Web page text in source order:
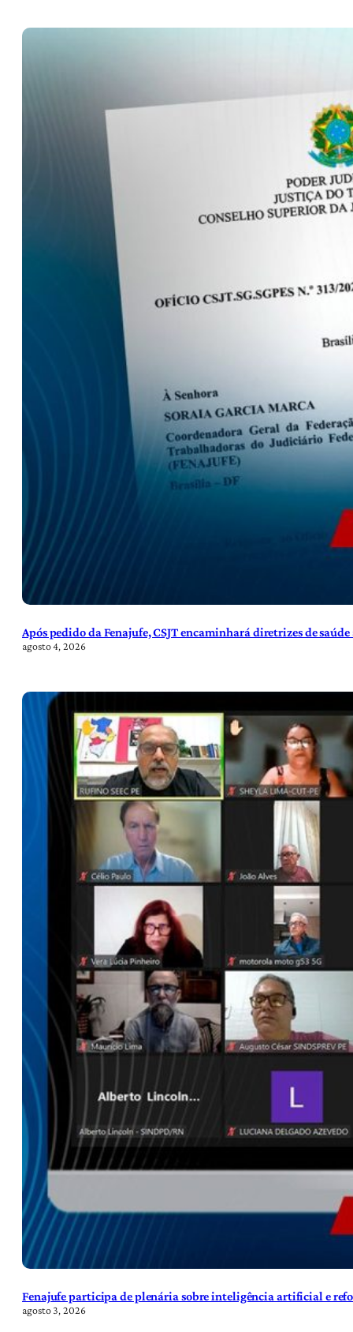
Após pedido da Fenajufe, CSJT encaminhará diretrizes de
agosto 4, 2026
Fenajufe participa de plenária sobre inteligência artificial e
agosto 3, 2026